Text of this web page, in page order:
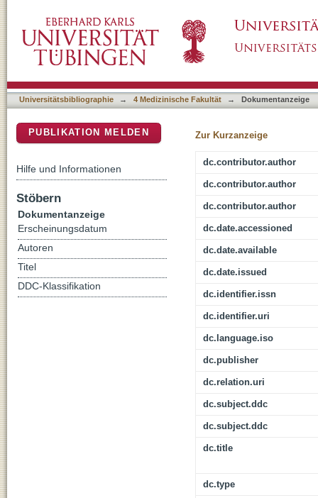
Universitätsbibliographie → 4 Medizinische Fakultät → Dokumentanzeige
Zur Kurzanzeige
dc.contributor.author
dc.contributor.author
dc.contributor.author
dc.date.accessioned
dc.date.available
dc.date.issued
dc.identifier.issn
dc.identifier.uri
dc.language.iso
dc.publisher
dc.relation.uri
dc.subject.ddc
dc.subject.ddc
dc.title
dc.type
PUBLIKATION MELDEN
Hilfe und Informationen
Stöbern
Dokumentanzeige
Erscheinungsdatum
Autoren
Titel
DDC-Klassifikation